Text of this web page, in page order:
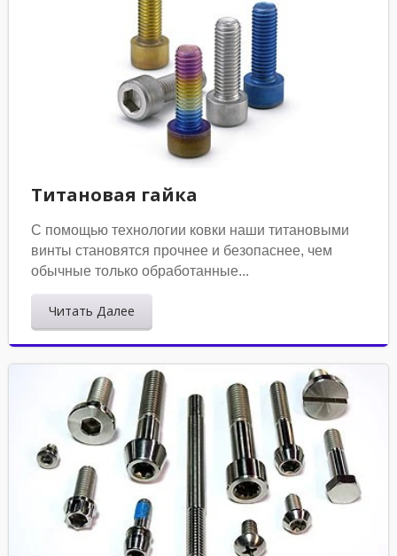
Титановая гайка
С помощью технологии ковки наши титановыми
винты становятся прочнее и безопаснее, чем
обычные только обработанные...
Читать Далее